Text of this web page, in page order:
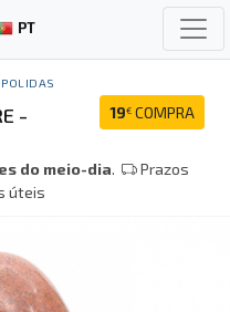
PT
19€ COMPRA
-
do meio-dia.
Prazos
úteis